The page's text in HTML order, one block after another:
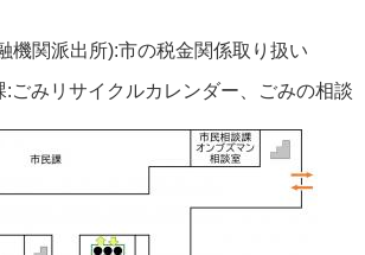
機関派出所):市の税金関係取り扱い
:ごみリサイクルカレンダー、ごみの相談